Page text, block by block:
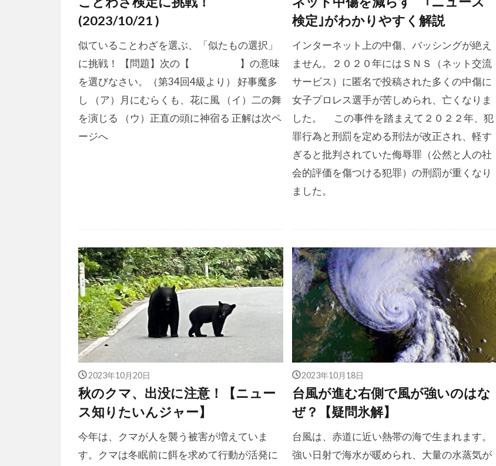
(2023/10/21 )
似ていることわざを選ぶ、「似たもの選択」
に挑戦！ 【問題】次の【 】の意味
を選びなさい。（第34回4級より） 好事魔多
し （ア）月にむらくも、花に風 （イ）二の舞
を演じる （ウ）正直の頭に神宿る 正解は次ペ
ージへ
検定｣がわかりやすく解説
インターネット上の中傷、バッシングが絶え
ません。２０２０年にはＳＮＳ（ネット交流
サービス）に匿名で投稿された多くの中傷に
女子プロレス選手が苦しめられ、亡くなりま
した。 この事件を踏まえて２０２２年、犯
罪行為と刑罰を定める刑法が改正され、軽す
ぎると批判されていた侮辱罪（公然と人の社
会的評価を傷つける犯罪）の刑罰が重くなり
ました。
2023年10月20日
秋のクマ、出没に注意！【ニュー
ス知りたいんジャー】
今年は、クマが人を襲う被害が増えていま
す。クマは冬眠前に餌を求めて行動が活発に
2023年10月18日
台風が進む右側で風が強いのはな
ぜ？【疑問氷解】
台風は、赤道に近い熱帯の海で生まれます。
強い日射で海水が暖められ、大量の水蒸気が